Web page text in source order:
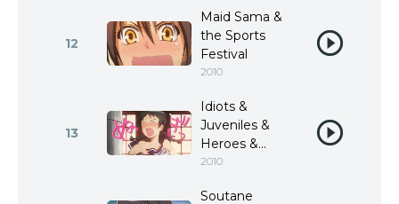
12
Maid Sama &
the Sports
Festival
2010
13
Idiots &
Juveniles &
Heroes &...
2010
Soutane